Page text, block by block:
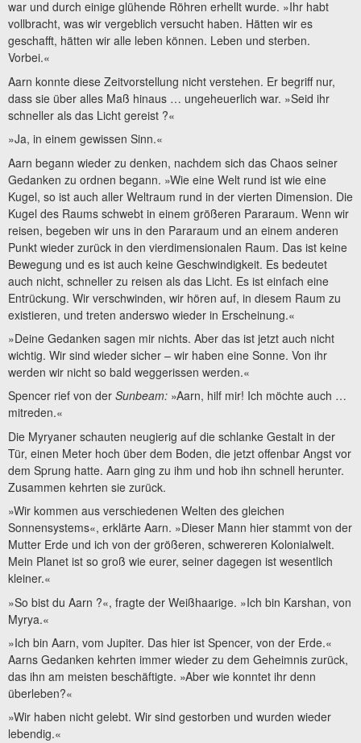
war und durch einige glühende Röhren erhellt wurde. »Ihr habt
vollbracht, was wir vergeblich versucht haben. Hätten wir es
geschafft, hätten wir alle leben können. Leben und sterben.
Vorbei.«
Aarn konnte diese Zeitvorstellung nicht verstehen. Er begriff nur,
dass sie über alles Maß hinaus … ungeheuerlich war. »Seid ihr
schneller als das Licht gereist ?«
»Ja, in einem gewissen Sinn.«
Aarn begann wieder zu denken, nachdem sich das Chaos seiner
Gedanken zu ordnen begann. »Wie eine Welt rund ist wie eine
Kugel, so ist auch aller Weltraum rund in der vierten Dimension. Die
Kugel des Raums schwebt in einem größeren Pararaum. Wenn wir
reisen, begeben wir uns in den Pararaum und an einem anderen
Punkt wieder zurück in den vierdimensionalen Raum. Das ist keine
Bewegung und es ist auch keine Geschwindigkeit. Es bedeutet
auch nicht, schneller zu reisen als das Licht. Es ist einfach eine
Entrückung. Wir verschwinden, wir hören auf, in diesem Raum zu
existieren, und treten anderswo wieder in Erscheinung.«
»Deine Gedanken sagen mir nichts. Aber das ist jetzt auch nicht
wichtig. Wir sind wieder sicher – wir haben eine Sonne. Von ihr
werden wir nicht so bald weggerissen werden.«
Spencer rief von der Sunbeam: »Aarn, hilf mir! Ich möchte auch …
mitreden.«
Die Myryaner schauten neugierig auf die schlanke Gestalt in der
Tür, einen Meter hoch über dem Boden, die jetzt offenbar Angst vor
dem Sprung hatte. Aarn ging zu ihm und hob ihn schnell herunter.
Zusammen kehrten sie zurück.
»Wir kommen aus verschiedenen Welten des gleichen
Sonnensystems«, erklärte Aarn. »Dieser Mann hier stammt von der
Mutter Erde und ich von der größeren, schwereren Kolonialwelt.
Mein Planet ist so groß wie eurer, seiner dagegen ist wesentlich
kleiner.«
»So bist du Aarn ?«, fragte der Weißhaarige. »Ich bin Karshan, von
Myrya.«
»Ich bin Aarn, vom Jupiter. Das hier ist Spencer, von der Erde.«
Aarns Gedanken kehrten immer wieder zu dem Geheimnis zurück,
das ihn am meisten beschäftigte. »Aber wie konntet ihr denn
überleben?«
»Wir haben nicht gelebt. Wir sind gestorben und wurden wieder
lebendig.«